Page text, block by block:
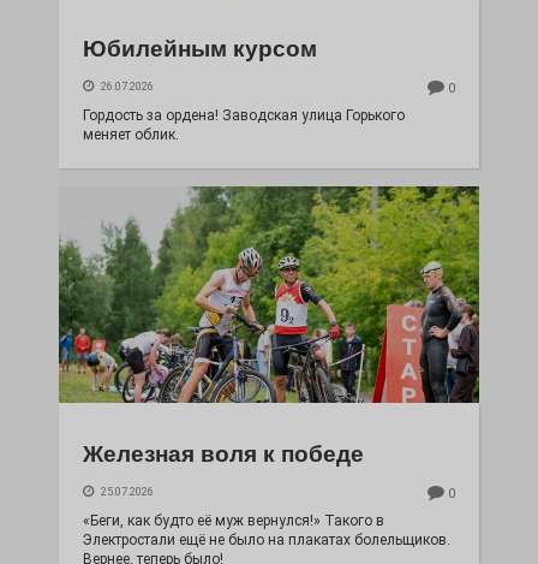
Юбилейным курсом
26.07.2026 0
Гордость за ордена! Заводская улица Горького
меняет облик.
Железная воля к победе
25.07.2026 0
«Беги, как будто её муж вернулся!» Такого в
Электростали ещё не было на плакатах болельщиков.
Вернее, теперь было!